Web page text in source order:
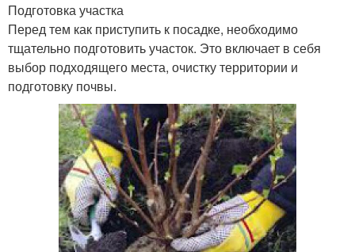
Подготовка участка
Перед тем как приступить к посадке, необходимо
тщательно подготовить участок. Это включает в себя
выбор подходящего места, очистку территории и
подготовку почвы.